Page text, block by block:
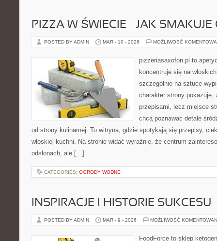
PIZZA W ŚWIECIE – JAK SMAKUJE
POSTED BY ADMIN MAR - 10 - 2026 MOŻLIWOŚĆ
pizzeriasaxofon.pl to
koncentruje się na
szczególnie na sztuce
charakter strony pokazuje,
przepisami, lecz miejsce
chcą poznawać detale
od strony kulinarnej. To witryna, gdzie spotykają się przepisy,
włoskiej kuchni. Na stronie widać wyraźnie, że centrum
odsłonach, ale […]
CATEGORIES: OGRODY WODNE
INSPIRACJE I HISTORIE SUKCESU
POSTED BY ADMIN MAR - 9 - 2026 MOŻLIWOŚĆ
FoodForce to sklep